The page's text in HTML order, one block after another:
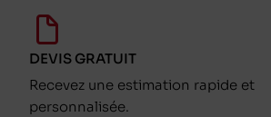
DEVIS GRATUIT
Recevez une estimation rapide et
personnalisée.